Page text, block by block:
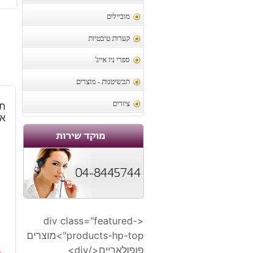
מוביילים
קערות טיבטיות
ספרי ניו אייג'
תכשיטנות - מוצרים
ציורים
<div class="featured-
products-hp-top">מוצרים
פופולאריים</div>